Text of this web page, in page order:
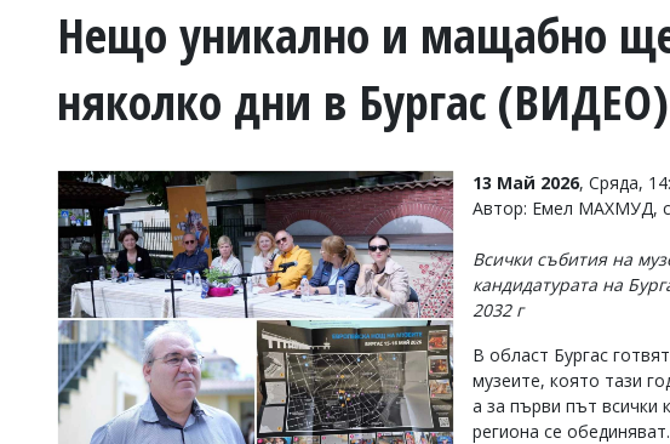
ВОЙНАТА
УКРАЙНА
РАЗСЛЕДВАНЕ
БИЗНЕС
Управители:
Веселин
Василев,
v.vasilev@flagman.bg
Нещо уникално и мащабно ще
няколко дни в Бургас (ВИДЕО)
13 Май 2026, Сряда,
Автор: Емел МАХМУД,
Всички събития на
кандидатурата на
2032 г
В област Бургас
музеите, която тази
а за първи път всички
региона се